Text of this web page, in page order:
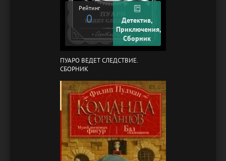
Рейтинг
0
Детектив,
Приключения,
Сборник
ПУАРО ВЕДЕТ СЛЕДСТВИЕ.
СБОРНИК